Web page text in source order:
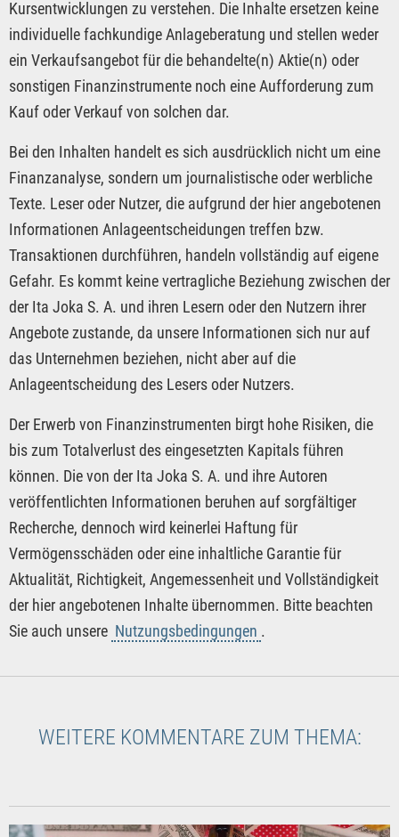
Kursentwicklungen zu verstehen. Die Inhalte ersetzen keine
individuelle fachkundige Anlageberatung und stellen weder
ein Verkaufsangebot für die behandelte(n) Aktie(n) oder
sonstigen Finanzinstrumente noch eine Aufforderung zum
Kauf oder Verkauf von solchen dar.
Bei den Inhalten handelt es sich ausdrücklich nicht um eine
Finanzanalyse, sondern um journalistische oder werbliche
Texte. Leser oder Nutzer, die aufgrund der hier angebotenen
Informationen Anlageentscheidungen treffen bzw.
Transaktionen durchführen, handeln vollständig auf eigene
Gefahr. Es kommt keine vertragliche Beziehung zwischen der
der Ita Joka S. A. und ihren Lesern oder den Nutzern ihrer
Angebote zustande, da unsere Informationen sich nur auf
das Unternehmen beziehen, nicht aber auf die
Anlageentscheidung des Lesers oder Nutzers.
Der Erwerb von Finanzinstrumenten birgt hohe Risiken, die
bis zum Totalverlust des eingesetzten Kapitals führen
können. Die von der Ita Joka S. A. und ihre Autoren
veröffentlichten Informationen beruhen auf sorgfältiger
Recherche, dennoch wird keinerlei Haftung für
Vermögensschäden oder eine inhaltliche Garantie für
Aktualität, Richtigkeit, Angemessenheit und Vollständigkeit
der hier angebotenen Inhalte übernommen. Bitte beachten
Sie auch unsere Nutzungsbedingungen .
WEITERE KOMMENTARE ZUM THEMA: